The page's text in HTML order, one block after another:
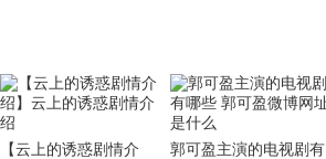
【云上的诱惑剧情介
郭可盈主演的电视剧有